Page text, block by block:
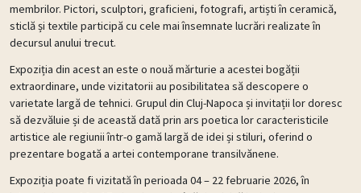
membrilor. Pictori, sculptori, graficieni, fotografi, artiști în ceramică,
sticlă și textile participă cu cele mai însemnate lucrări realizate în
decursul anului trecut.
Expoziția din acest an este o nouă mărturie a acestei bogății
extraordinare, unde vizitatorii au posibilitatea să descopere o
varietate largă de tehnici. Grupul din Cluj-Napoca și invitații lor doresc
să dezvăluie și de această dată prin ars poetica lor caracteristicile
artistice ale regiunii într-o gamă largă de idei și stiluri, oferind o
prezentare bogată a artei contemporane transilvănene.
Expoziția poate fi vizitată în perioada 04 – 22 februarie 2026, în